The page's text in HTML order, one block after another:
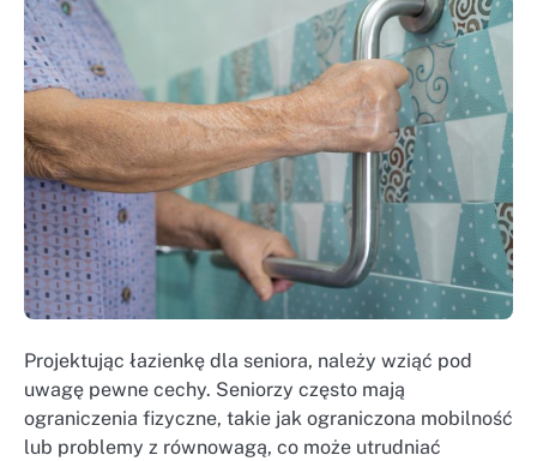
Projektując łazienkę dla seniora, należy wziąć pod
uwagę pewne cechy. Seniorzy często mają
ograniczenia fizyczne, takie jak ograniczona mobilność
lub problemy z równowagą, co może utrudniać